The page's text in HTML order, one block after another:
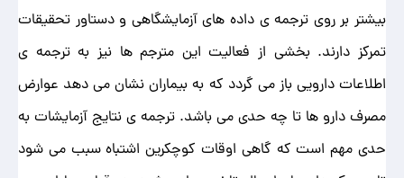
بیشتر بر روی ترجمه ی داده های آزمایشگاهی و دستاور تحقیقات
تمرکز دارند. بخشی از فعالیت این مترجم ها نیز به ترجمه ی
اطلاعات دارویی باز می گردد که به بیماران نشان می دهد عوارض
مصرف دارو ها تا چه حدی می باشد. ترجمه ی نتایج آزمایشات به
حدی مهم است که گاهی اوقات کوچکرین اشتباه سبب می شود